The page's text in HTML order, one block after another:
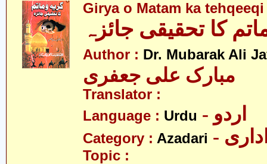
Girya o Matam ka tehqeeqi
کا تحقیقی جائزہ
Author : Dr. Mubarak Ali
مبارک علی جعفری
Translator :
Language : Urdu - اردو
Category : Azadari
Topic :